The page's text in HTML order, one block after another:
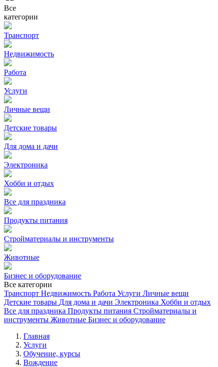
Все
категории
Транспорт
Недвижимость
Работа
Услуги
Личные вещи
Детские товары
Для дома и дачи
Электроника
Хобби и отдых
Все для праздника
Продукты питания
Стройматериалы и инструменты
Животные
Бизнес и оборудование
Все категории
Транспорт Недвижимость Работа Услуги Личные вещи
Детские товары Для дома и дачи Электроника Хобби и отдых
Все для праздника Продукты питания Стройматериалы и
инструменты Животные Бизнес и оборудование
Главная
Услуги
Обучение, курсы
Вождение